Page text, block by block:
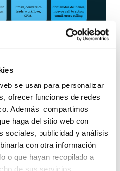
se usan para personalizar
ofrecer funciones de redes
Además, compartimos
haga del sitio web con
sociales, publicidad y análisis
con otra información
o que hayan recopilado a
de sus servicios.
ETAPAS Y TIPOS
porDAAS Suite
tratan los leads en
etapas de interacción
leads